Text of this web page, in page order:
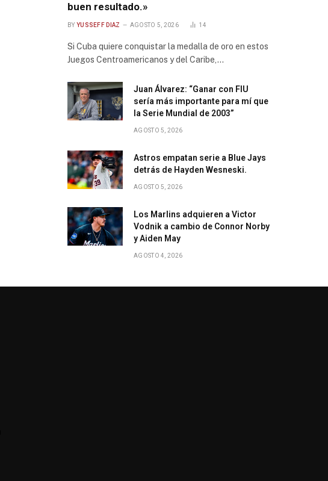
buen resultado.»
BY YUSSEFF DIAZ AGOSTO 5, 2026 14
Si Cuba quiere conquistar la medalla de oro en estos
Juegos Centroamericanos y del Caribe,…
Juan Álvarez: “Ganar con FIU
sería más importante para mí que
la Serie Mundial de 2003”
AGOSTO 5, 2026
Astros empatan serie a Blue Jays
detrás de Hayden Wesneski.
AGOSTO 5, 2026
Los Marlins adquieren a Victor
Vodnik a cambio de Connor Norby
y Aiden May
AGOSTO 4, 2026